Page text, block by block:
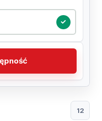
preferowaną datę
12